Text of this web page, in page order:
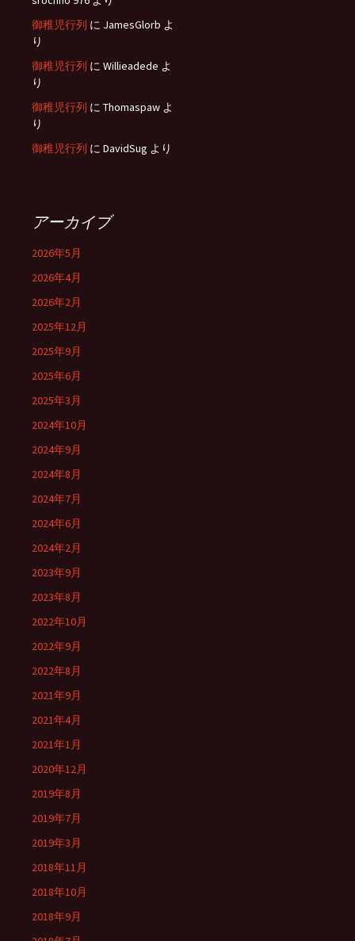
御稚児行列 に JamesGlorb よ
り
御稚児行列 に Willieadede よ
り
御稚児行列 に Thomaspaw よ
り
御稚児行列 に DavidSug より
アーカイブ
2026年5月
2026年4月
2026年2月
2025年12月
2025年9月
2025年6月
2025年3月
2024年10月
2024年9月
2024年8月
2024年7月
2024年6月
2024年2月
2023年9月
2023年8月
2022年10月
2022年9月
2022年8月
2021年9月
2021年4月
2021年1月
2020年12月
2019年8月
2019年7月
2019年3月
2018年11月
2018年10月
2018年9月